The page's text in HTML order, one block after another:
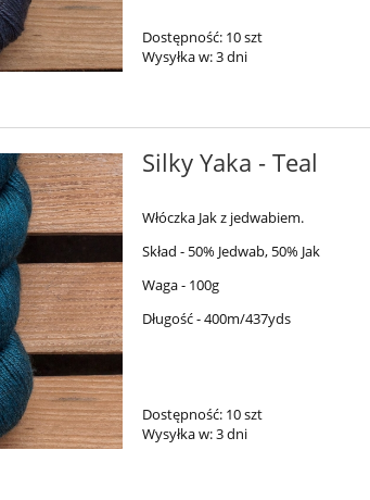
Dostępność: 10 szt
Wysyłka w:3 dni
Silky Yaka - Teal
Włóczka Jak z jedwabiem.
Skład - 50% Jedwab, 50% Jak
Waga - 100g
Długość - 400m/437yds
Dostępność: 10 szt
Wysyłka w:3 dni